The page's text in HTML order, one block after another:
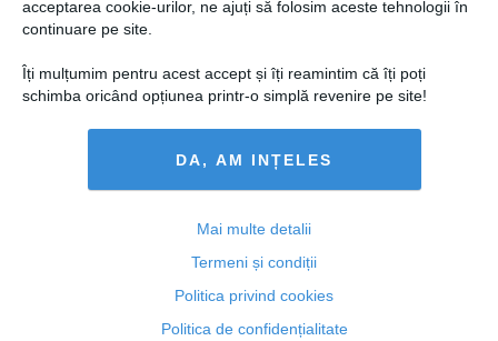
acceptarea cookie-urilor, ne ajuți să folosim aceste tehnologii în
continuare pe site.
Îți mulțumim pentru acest accept și îți reamintim că îți poți
schimba oricând opțiunea printr-o simplă revenire pe site!
DA, AM INȚELES
Mai multe detalii
Termeni și condiții
Politica privind cookies
Politica de confidențialitate
si pe
FACEBOOK
Adaugă un comentariu
Intră în contul tău pentru a posta un
comentariu.